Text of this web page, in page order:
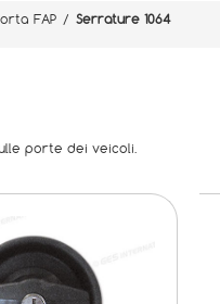
FAP / Serrature 1064
porte dei veicoli.